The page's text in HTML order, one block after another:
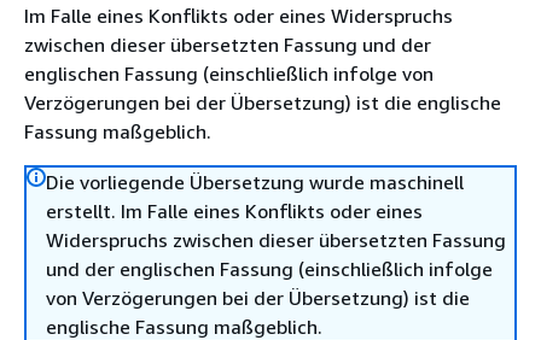
Im Falle eines Konflikts oder eines Widerspruchs
zwischen dieser übersetzten Fassung und der
englischen Fassung (einschließlich infolge von
Verzögerungen bei der Übersetzung) ist die englische
Fassung maßgeblich.
Die vorliegende Übersetzung wurde maschinell
erstellt. Im Falle eines Konflikts oder eines
Widerspruchs zwischen dieser übersetzten Fassung
und der englischen Fassung (einschließlich infolge
von Verzögerungen bei der Übersetzung) ist die
englische Fassung maßgeblich.